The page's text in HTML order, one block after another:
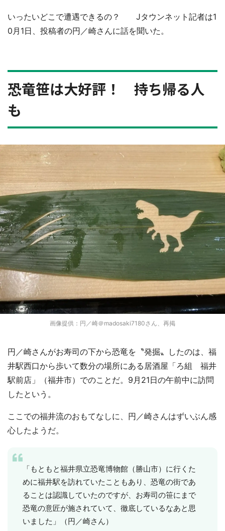
いったいどこで遭遇できるの？ Jタウンネット記者は1
0月1日、投稿者の円／崎さんに話を聞いた。
恐竜笹は大好評！ 持ち帰る人
も
画像提供：円／崎＠madosaki7180さん、再掲
円／崎さんがお寿司の下から恐竜を〝発掘〟したのは、福
井駅西口から歩いて数分の場所にある居酒屋「ろ組 福井
駅前店」（福井市）でのことだ。9月21日の午前中に訪問
したという。
ここでの福井流のおもてなしに、円／崎さんはずいぶん感
心したようだ。
「もともと福井県立恐竜博物館（勝山市）に行くた
めに福井駅を訪れていたこともあり、恐竜の街であ
ることは認識していたのですが、お寿司の笹にまで
恐竜の意匠が施されていて、徹底しているなあと思
いました」（円／崎さん）